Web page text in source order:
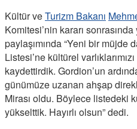
Kültür veTurizm Bakanı
Komitesi’nin kararı
paylaşımında “Yeni bir müjde
Listesi’ne kültürel
kaydettirdik. Gordion’un
günümüze uzanan ahşap
Mirası oldu. Böylece listedeki
yükselttik. Hayırlı olsun” dedi.